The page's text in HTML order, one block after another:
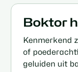
Boktor
Kenmerkend
of
geluiden uit